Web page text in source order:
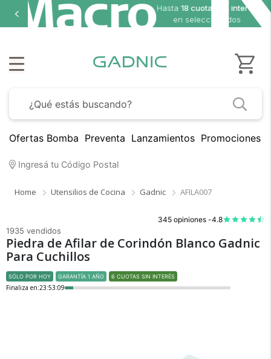
Hasta18 cuotas sin interés
en seleccionados
Ofertas Bomba Preventa Lanzamientos Promociones
Ingresá tu Código Postal
Home Utensilios de Cocina Gadnic AFILA007
345 opiniones -4.8
1935 vendidos
Piedra de Afilar de Corindón Blanco Gadnic
Para Cuchillos
SÓLO POR HOY GARANTÍA 1 AÑO 6 CUOTAS SIN INTERÉS
Finaliza en:23:53:09